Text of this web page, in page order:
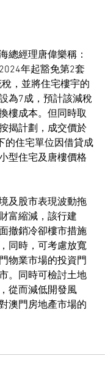
總經理唐偉樂稱：
年起豁免第2套
，並將住宅樓宇的
為7成，預計該減稅
樓成本。但同時取
揭計劃，成交價於
的住宅單位因借貸成
型住宅及唐樓價格
及股市表現波動拖
富縮減，該行建
撤銷冷卻樓市措施
同時，可考慮放寬
物業市場的投資門
。同時可檢討土地
從而減低開發風
澳門房地產市場的